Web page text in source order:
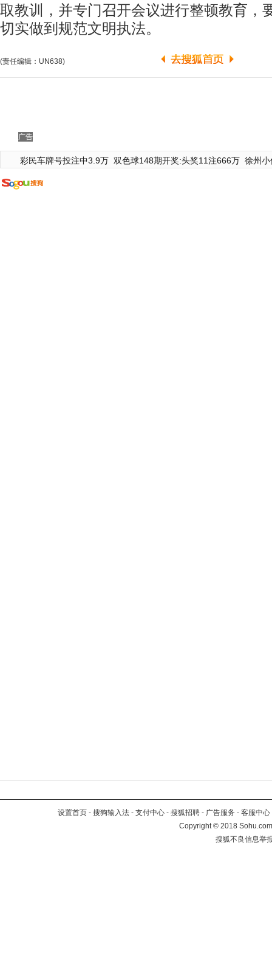
取教训，并专门召开会议进行整顿教育，
切实做到规范文明执法。
(责任编辑：UN638)
广告
彩民车牌号投注中3.9万 双色球148期开奖:头奖11注666万 徐州
设置首页 - 搜狗输入法 - 支付中心 - 搜狐招聘 - 广告服务 - 客服中心
Copyright©2018
搜狐不良信息举